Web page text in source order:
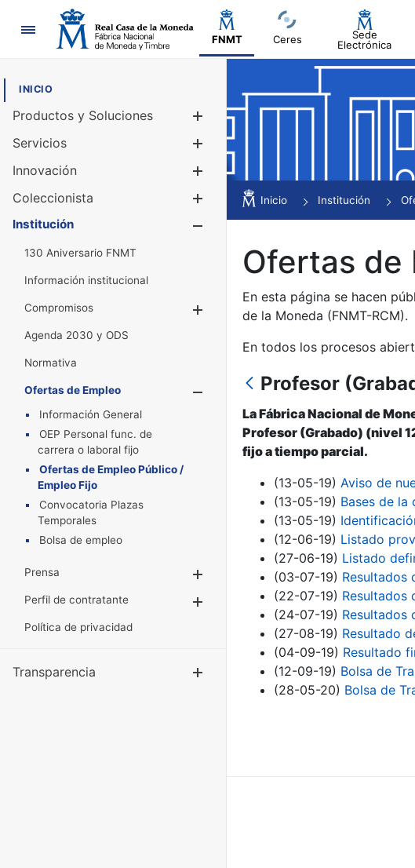
Navegación
FNMT Ceres
Sede
Electrónica
INICIO
Productos y Soluciones
Mostrar/Ocultar
Servicios
Innovación
Coleccionista
Mostrar/Ocultar
Institución
130 Aniversario FNMT
Información institucional
Compromisos
Mostrar/Ocultar
Agenda 2030 y ODS
Normativa
Ofertas de Empleo
Mostrar/Ocultar
Información General
OEP Personal func. de
carrera o laboral fijo
Ofertas de Empleo Público /
Empleo Fijo
Convocatoria Plazas
Temporales
Bolsa de empleo
Prensa
Mostrar/Ocultar
Perfil de contratante
Mostrar/Ocultar
Política de privacidad
Transparencia Mostrar/Ocultar
Inicio Institución
Ofertas de
En esta página se hacen
de la Moneda (FNMT-RCM).
En todos los procesos
Profesor
La Fábrica Nacional de
Profesor (Grabado) (nivel
fijo a tiempo parcial.
(13-05-19) Aviso de
(13-05-19) Bases de la
(13-05-19)
(12-06-19) Listado
(27-06-19) Listado
(03-07-19) Resultados
(22-07-19) Resultados
(24-07-19) Resultados
(27-08-19) Resultado
(04-09-19) Resultado
(12-09-19) Bolsa de
(28-05-20) Bolsa de